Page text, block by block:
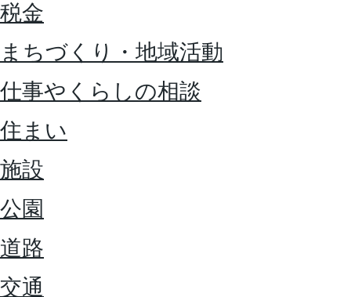
税金
まちづくり・地域活動
仕事やくらしの相談
住まい
施設
公園
道路
交通